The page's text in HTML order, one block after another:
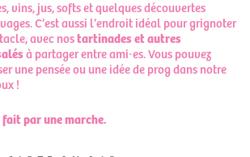
vins, jus, softs et quelques découvertes
C’est aussi l’endroit idéal pour grignoter
avec nostartinades et autres
à partager entre ami·es. Vous pouvez
une pensée ou une idée de prog dans notre
!
fait par une marche.